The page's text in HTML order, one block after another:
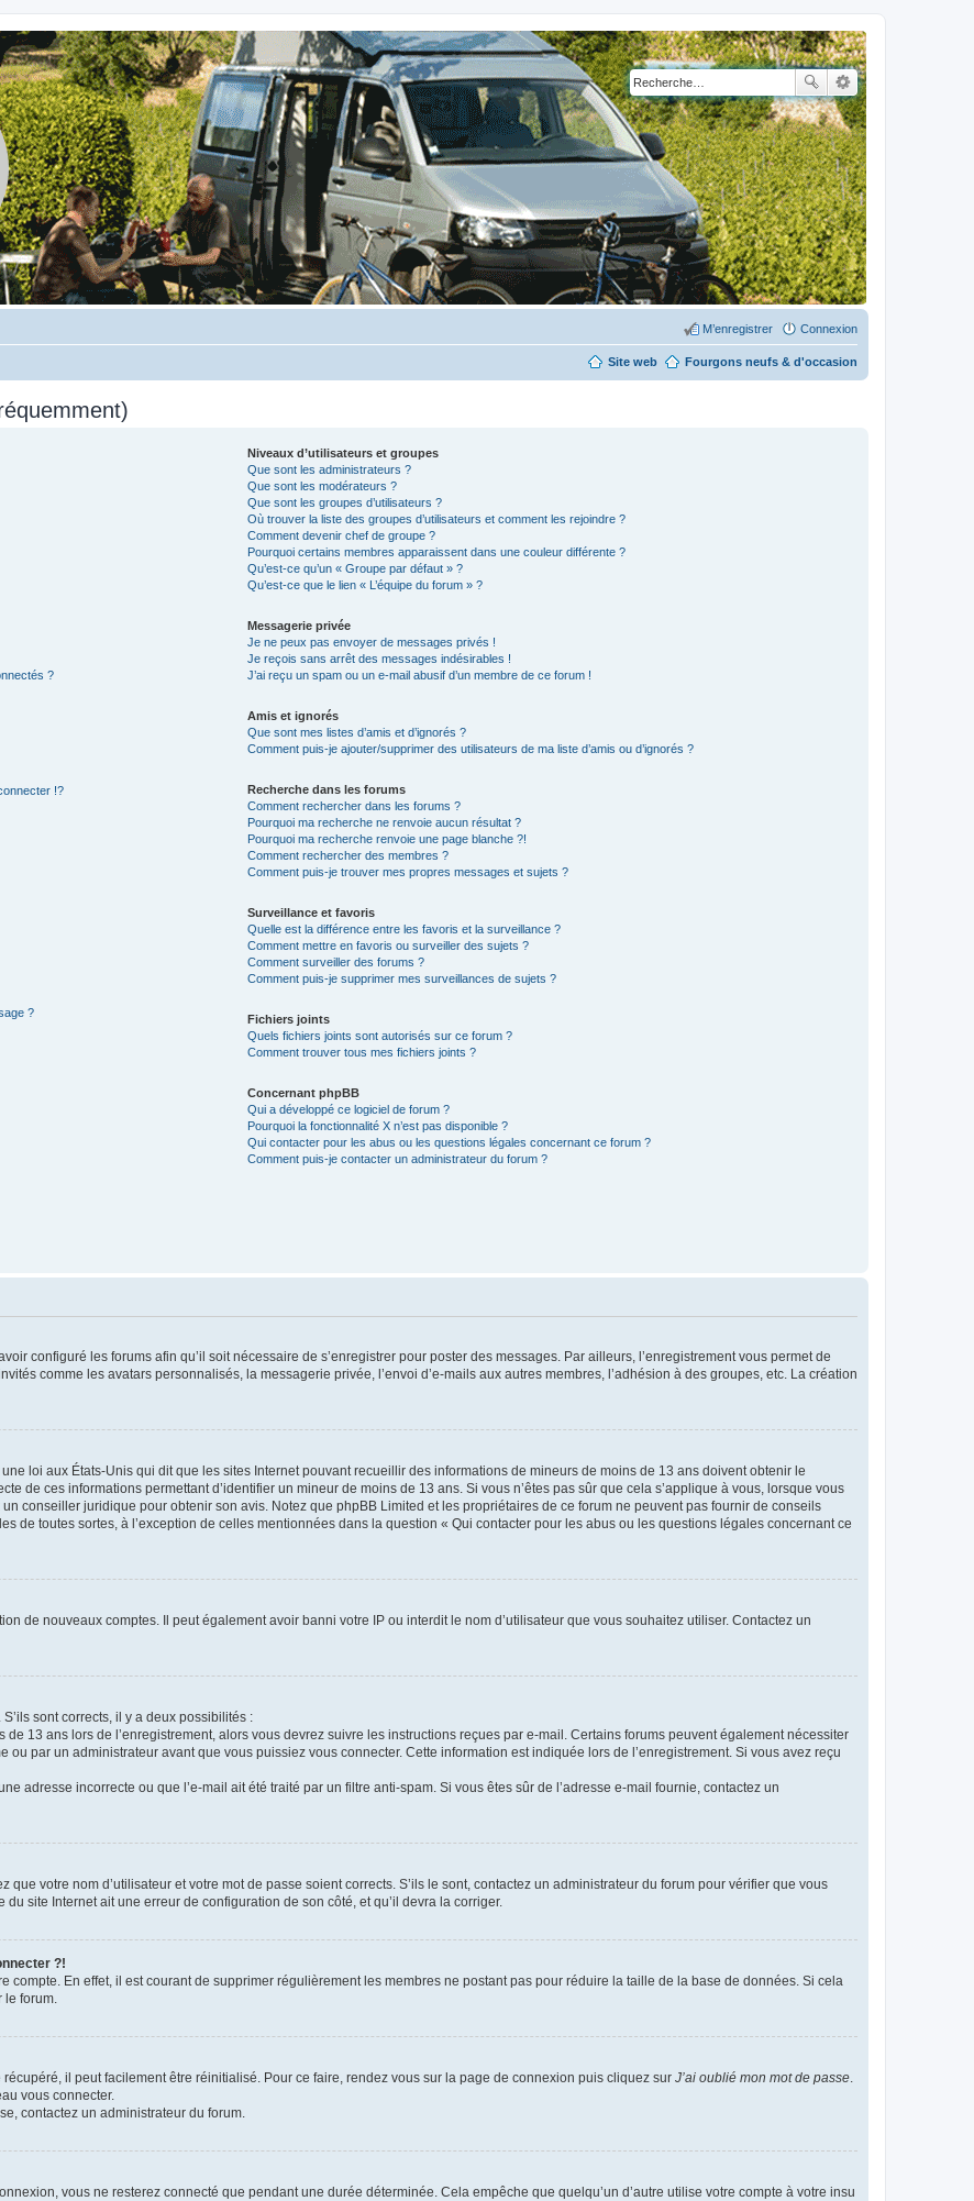
Connexion
M’enregistrer
Fourgons neufs & d'occasion
Site web
?
!?
?
Niveaux d’utilisateurs et groupes
Que sont les administrateurs ?
Que sont les modérateurs ?
Que sont les groupes d’utilisateurs ?
Où trouver la liste des groupes d’utilisateurs et comment les rejoindre ?
Comment devenir chef de groupe ?
Pourquoi certains membres apparaissent dans une couleur différente ?
Qu’est-ce qu’un « Groupe par défaut » ?
Qu’est-ce que le lien « L’équipe du forum » ?
Messagerie privée
Je ne peux pas envoyer de messages privés !
Je reçois sans arrêt des messages indésirables !
J’ai reçu un spam ou un e-mail abusif d’un membre de ce forum !
Amis et ignorés
Que sont mes listes d’amis et d’ignorés ?
Comment puis-je ajouter/supprimer des utilisateurs de ma liste d’amis ou d’ignorés ?
Recherche dans les forums
Comment rechercher dans les forums ?
Pourquoi ma recherche ne renvoie aucun résultat ?
Pourquoi ma recherche renvoie une page blanche ?!
Comment rechercher des membres ?
Comment puis-je trouver mes propres messages et sujets ?
Surveillance et favoris
Quelle est la différence entre les favoris et la surveillance ?
Comment mettre en favoris ou surveiller des sujets ?
Comment surveiller des forums ?
Comment puis-je supprimer mes surveillances de sujets ?
Fichiers joints
Quels fichiers joints sont autorisés sur ce forum ?
Comment trouver tous mes fichiers joints ?
Concernant phpBB
Qui a développé ce logiciel de forum ?
Pourquoi la fonctionnalité X n’est pas disponible ?
Qui contacter pour les abus ou les questions légales concernant ce forum ?
Comment puis-je contacter un administrateur du forum ?
configuré les forums afin qu’il soit nécessaire de s’enregistrer pour poster des messages. Par ailleurs, l’enregistrement vous permet de
comme les avatars personnalisés, la messagerie privée, l’envoi d’e-mails aux autres membres, l’adhésion à des groupes, etc. La création
loi aux États-Unis qui dit que les sites Internet pouvant recueillir des informations de mineurs de moins de 13 ans doivent obtenir le
de ces informations permettant d’identifier un mineur de moins de 13 ans. Si vous n’êtes pas sûr que cela s’applique à vous, lorsque vous
conseiller juridique pour obtenir son avis. Notez que phpBB Limited et les propriétaires de ce forum ne peuvent pas fournir de conseils
de toutes sortes, à l’exception de celles mentionnées dans la question « Qui contacter pour les abus ou les questions légales concernant ce
de nouveaux comptes. Il peut également avoir banni votre IP ou interdit le nom d’utilisateur que vous souhaitez utiliser. Contactez un
sont corrects, il y a deux possibilités :
13 ans lors de l’enregistrement, alors vous devrez suivre les instructions reçues par e-mail. Certains forums peuvent également nécessiter
par un administrateur avant que vous puissiez vous connecter. Cette information est indiquée lors de l’enregistrement. Si vous avez reçu
adresse incorrecte ou que l’e-mail ait été traité par un filtre anti-spam. Si vous êtes sûr de l’adresse e-mail fournie, contactez un
votre nom d’utilisateur et votre mot de passe soient corrects. S’ils le sont, contactez un administrateur du forum pour vérifier que vous
site Internet ait une erreur de configuration de son côté, et qu’il devra la corriger.
?!
compte. En effet, il est courant de supprimer régulièrement les membres ne postant pas pour réduire la taille de la base de données. Si cela
le forum.
il peut facilement être réinitialisé. Pour ce faire, rendez vous sur la page de connexion puis cliquez sur J’ai oublié mon mot de passe.
vous connecter.
contactez un administrateur du forum.
vous ne resterez connecté que pendant une durée déterminée. Cela empêche que quelqu’un d’autre utilise votre compte à votre insu